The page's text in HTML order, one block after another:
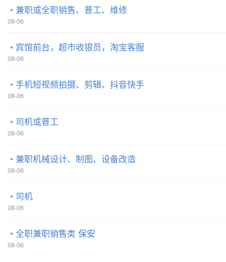
兼职或全职销售、普工、维修
08-06
宾馆前台，超市收银员，淘宝客服
08-06
手机短视频拍摄、剪辑、抖音快手
08-06
司机或普工
08-06
兼职机械设计、制图、设备改造
08-06
司机
08-06
全职兼职销售类 保安
08-06